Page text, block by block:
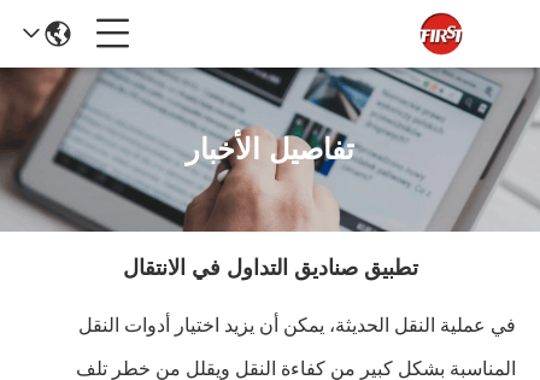
تفاصيل الأخبار
تطبيق صناديق التداول في الانتقال
في عملية النقل الحديثة، يمكن أن يزيد اختيار أدوات النقل
المناسبة بشكل كبير من كفاءة النقل ويقلل من خطر تلف